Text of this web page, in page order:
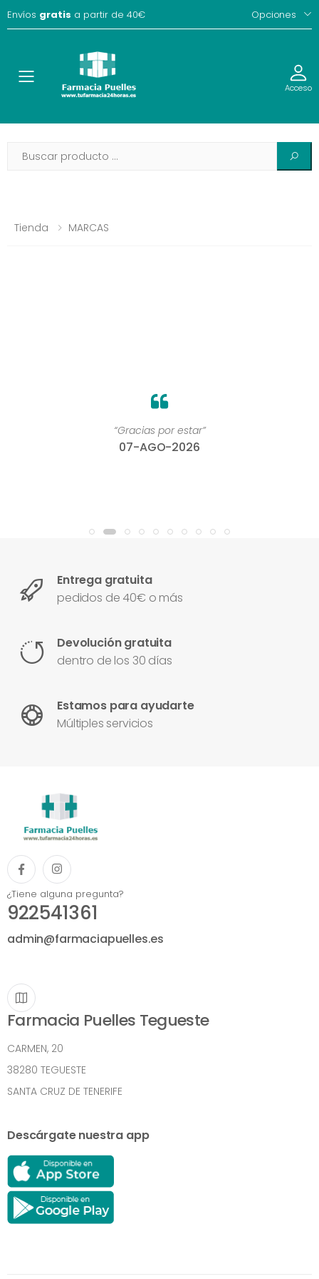
Envíos gratis a partir de 40€ Opciones
Toggle Acceso
Tienda MARCAS
“Gracias por estar”
07-AGO-2026
Entrega gratuita
pedidos de 40€ o más
Devolución gratuita
dentro de los 30 días
Estamos para ayudarte
Múltiples servicios
¿Tiene alguna pregunta?
922541361
admin@farmaciapuelles.es
Farmacia Puelles Tegueste
CARMEN, 20
38280 TEGUESTE
SANTA CRUZ DE TENERIFE
Descárgate nuestra app